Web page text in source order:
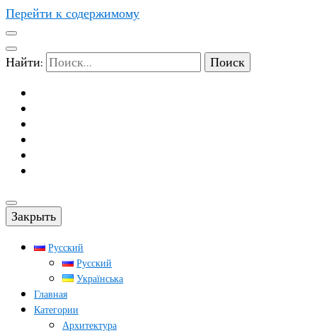
Перейти к содержимому
Найти:
Закрыть
Русский
Русский
Українська
Главная
Категории
Архитектура